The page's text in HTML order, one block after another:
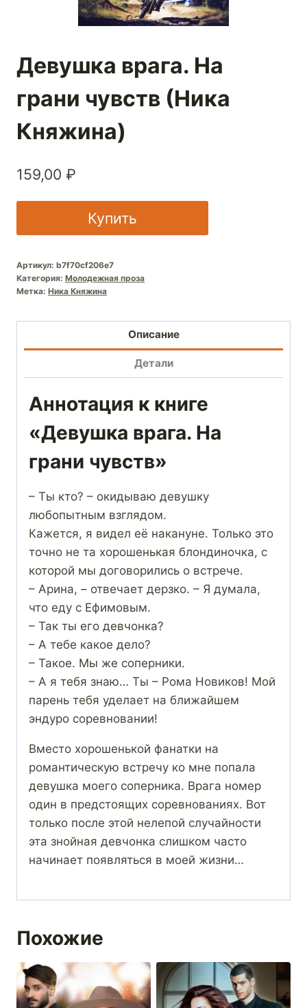
Девушка врага. На
грани чувств (Ника
Княжина)
159,00 ₽
Купить
Артикул: b7f70cf206e7
Категория: Молодежная проза
Метка: Ника Княжина
Описание
Детали
Аннотация к книге
«Девушка врага. На
грани чувств»
– Ты кто? – окидываю девушку
любопытным взглядом.
Кажется, я видел её накануне. Только это
точно не та хорошенькая блондиночка, с
которой мы договорились о встрече.
– Арина, – отвечает дерзко. – Я думала,
что еду с Ефимовым.
– Так ты его девчонка?
– А тебе какое дело?
– Такое. Мы же соперники.
– А я тебя знаю… Ты – Рома Новиков! Мой
парень тебя уделает на ближайшем
эндуро соревновании!
Вместо хорошенькой фанатки на
романтическую встречу ко мне попала
девушка моего соперника. Врага номер
один в предстоящих соревнованиях. Вот
только после этой нелепой случайности
эта знойная девчонка слишком часто
начинает появляться в моей жизни…
Похожие